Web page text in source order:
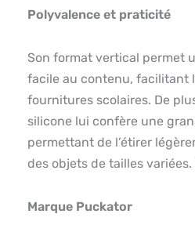
Polyvalence et praticité
Son format vertical permet
facile au contenu, facilitant
fournitures scolaires. De
silicone lui confère une
permettant de l’étirer
des objets de tailles variées.
Marque Puckator